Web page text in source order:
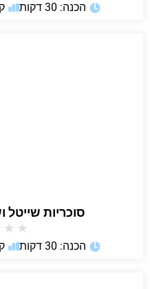
הכנה: 30 דקות
סוכריות
★
★
הכנה: 30 דקות